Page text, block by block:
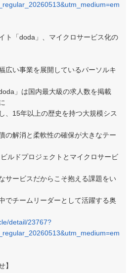
ト「doda」、マイクロサービス化の
広い事業を展開しているパーソルキ
」は国内最大級の求人数を掲載
、15年以上の歴史を持つ大規模シス
の解消と柔軟性の確保が大きなテー
ルドプロジェクトとマイクロサービ
サービスだからこそ抱える課題をい
でチームリーダーとして活躍する奥
detail/23767?
】